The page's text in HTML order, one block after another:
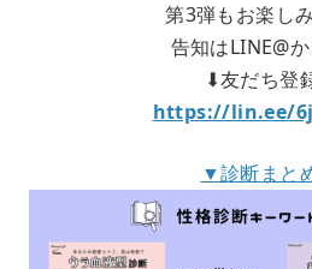
第3弾もお楽し
告知はLINE@か
⬇︎友だち登
https://lin.ee/
▼診断まと